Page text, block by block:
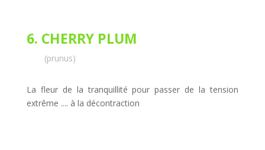
6. CHERRY PLUM
(prunus)
La fleur de la tranquillité pour passer de la tension
extrême .... à la décontraction